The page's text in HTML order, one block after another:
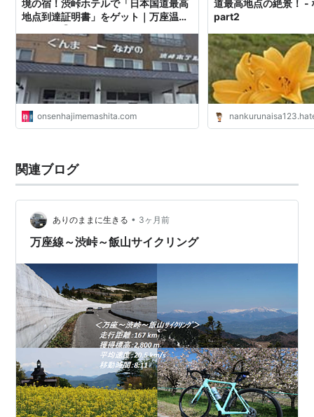
境の宿！渋峠ホテルで「日本国道最高
地点到達証明書」をゲット｜万座温泉
た。
onsenhajimemashita.com
道最高地点の絶景！ -
part2
関連ブログ
ありのままに生きる • 3ヶ月前
万座線～渋峠～飯山サイクリング